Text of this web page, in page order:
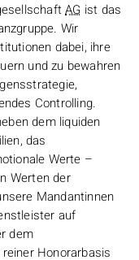
AG ist das
Wir
dabei, ihre
und zu bewahren
Controlling.
dem liquiden
das
Werte –
Werten der
Mandantinnen
auf
dem
Honorarbasis